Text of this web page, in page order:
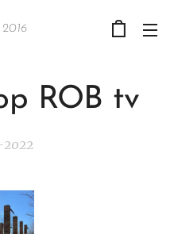
ROB tv